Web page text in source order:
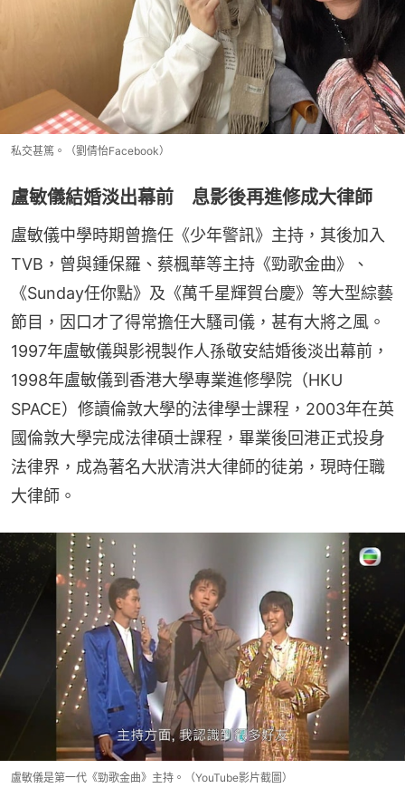
私交甚篤。（劉倩怡Facebook）
盧敏儀結婚淡出幕前 息影後再進修成大律師
盧敏儀中學時期曾擔任《少年警訊》主持，其後加入
TVB，曾與鍾保羅、蔡楓華等主持《勁歌金曲》、
《Sunday任你點》及《萬千星輝賀台慶》等大型綜藝
節目，因口才了得常擔任大騷司儀，甚有大將之風。
1997年盧敏儀與影視製作人孫敬安結婚後淡出幕前，
1998年盧敏儀到香港大學專業進修學院（HKU
SPACE）修讀倫敦大學的法律學士課程，2003年在英
國倫敦大學完成法律碩士課程，畢業後回港正式投身
法律界，成為著名大狀清洪大律師的徒弟，現時任職
大律師。
盧敏儀是第一代《勁歌金曲》主持。（YouTube影片截圖）